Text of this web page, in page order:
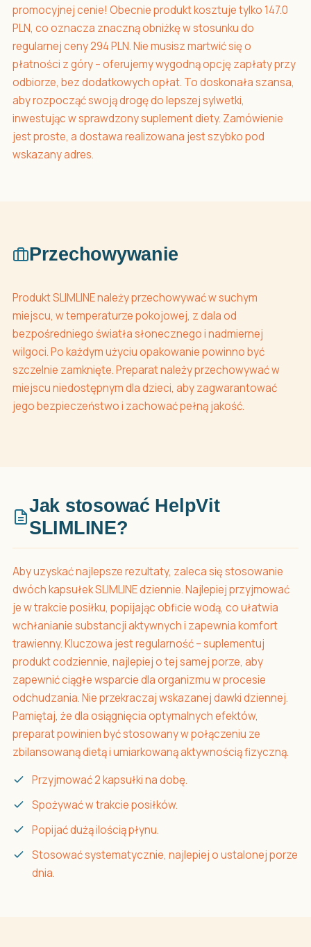
promocyjnej cenie! Obecnie produkt kosztuje tylko 147.0
PLN, co oznacza znaczną obniżkę w stosunku do
regularnej ceny 294 PLN. Nie musisz martwić się o
płatności z góry – oferujemy wygodną opcję zapłaty przy
odbiorze, bez dodatkowych opłat. To doskonała szansa,
aby rozpocząć swoją drogę do lepszej sylwetki,
inwestując w sprawdzony suplement diety. Zamówienie
jest proste, a dostawa realizowana jest szybko pod
wskazany adres.
Przechowywanie
Produkt SLIMLINE należy przechowywać w suchym
miejscu, w temperaturze pokojowej, z dala od
bezpośredniego światła słonecznego i nadmiernej
wilgoci. Po każdym użyciu opakowanie powinno być
szczelnie zamknięte. Preparat należy przechowywać w
miejscu niedostępnym dla dzieci, aby zagwarantować
jego bezpieczeństwo i zachować pełną jakość.
Jak stosować HelpVit
SLIMLINE?
Aby uzyskać najlepsze rezultaty, zaleca się stosowanie
dwóch kapsułek SLIMLINE dziennie. Najlepiej przyjmować
je w trakcie posiłku, popijając obficie wodą, co ułatwia
wchłanianie substancji aktywnych i zapewnia komfort
trawienny. Kluczowa jest regularność – suplementuj
produkt codziennie, najlepiej o tej samej porze, aby
zapewnić ciągłe wsparcie dla organizmu w procesie
odchudzania. Nie przekraczaj wskazanej dawki dziennej.
Pamiętaj, że dla osiągnięcia optymalnych efektów,
preparat powinien być stosowany w połączeniu ze
zbilansowaną dietą i umiarkowaną aktywnością fizyczną.
Przyjmować 2 kapsułki na dobę.
Spożywać w trakcie posiłków.
Popijać dużą ilością płynu.
Stosować systematycznie, najlepiej o ustalonej porze
dnia.